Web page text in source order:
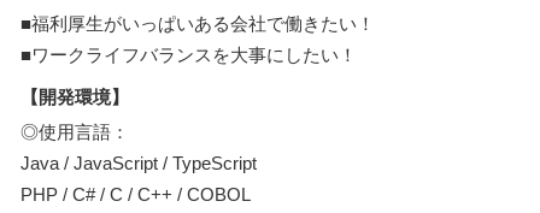
■福利厚生がいっぱいある会社で働きたい！
■ワークライフバランスを大事にしたい！
【開発環境】
◎使用言語：
Java / JavaScript / TypeScript
PHP / C# / C / C++ / COBOL